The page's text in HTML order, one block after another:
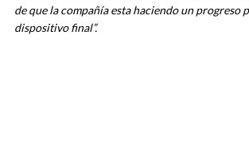
de que la compañía esta haciendo un progreso
dispositivo final”.